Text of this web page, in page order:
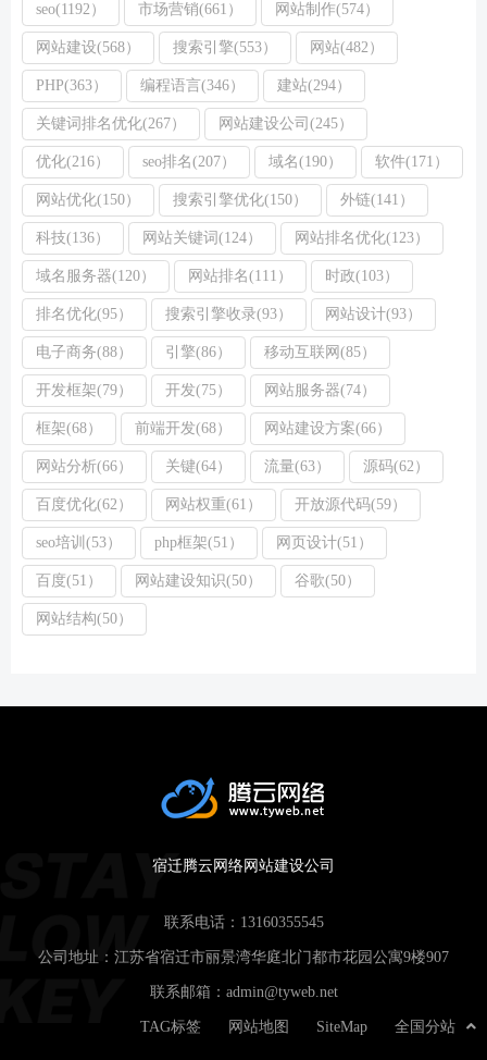
seo(1192） 市场营销(661） 网站制作(574）
网站建设(568） 搜索引擎(553） 网站(482）
PHP(363） 编程语言(346） 建站(294）
关键词排名优化(267） 网站建设公司(245）
优化(216） seo排名(207） 域名(190） 软件(171）
网站优化(150） 搜索引擎优化(150） 外链(141）
科技(136） 网站关键词(124） 网站排名优化(123）
域名服务器(120） 网站排名(111） 时政(103）
排名优化(95） 搜索引擎收录(93） 网站设计(93）
电子商务(88） 引擎(86） 移动互联网(85）
开发框架(79） 开发(75） 网站服务器(74）
框架(68） 前端开发(68） 网站建设方案(66）
网站分析(66） 关键(64） 流量(63） 源码(62）
百度优化(62） 网站权重(61） 开放源代码(59）
seo培训(53） php框架(51） 网页设计(51）
百度(51） 网站建设知识(50） 谷歌(50）
网站结构(50）
宿迁腾云网络网站建设公司
联系电话： 13160355545
公司地址：江苏省宿迁市丽景湾华庭北门都市花园公寓9楼907
联系邮箱： admin@tyweb.net
全国分站
SiteMap
网站地图
TAG标签